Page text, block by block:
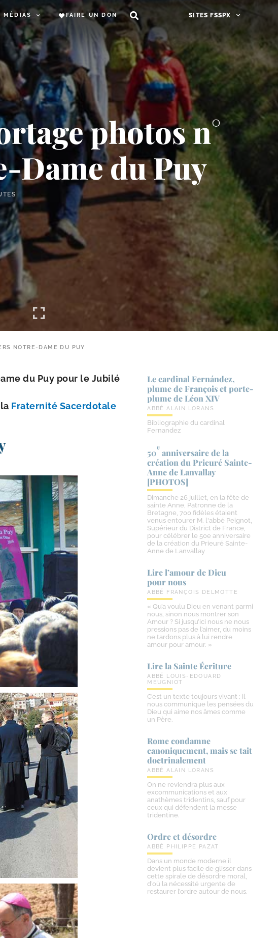
MÉDIAS FAIRE UN DON SITES FSSPX
photos n°
​Dame du Puy
NOTRE-DAME DU PUY
du Puy pour le Jubilé
Fraternité Sacerdotale
Le cardinal Fernández,
plume de François et porte-​
plume de Léon XIV
ABBÉ ALAIN LORANS
Bibliographie du cardinal
Fernandez
50
e
anniversaire de la
création du Prieuré Sainte-​
Anne de Lanvallay
[PHOTOS]
Dimanche 26 juillet, en la fête de
sainte Anne, Patronne de la
Bretagne, 700 fidèles étaient
venus entourer M. l'abbé Peignot,
Supérieur du District de France,
pour célébrer le 50e anniversaire
de la création du Prieuré Sainte-
Anne de Lanvallay
Lire l’amour de Dieu
pour nous
ABBÉ FRANÇOIS DELMOTTE
« Qu’a voulu Dieu en venant parmi
nous, sinon nous montrer son
Amour ? Si jusqu’ici nous ne nous
pressions pas de l’aimer, du moins
ne tardons plus à lui rendre
amour pour amour. »
Lire la Sainte Écriture
ABBÉ LOUIS-EDOUARD
MEUGNIOT
C’est un texte toujours vivant ; il
nous communique les pensées du
Dieu qui aime nos âmes comme
un Père.
Rome condamne
canoniquement, mais se tait
doctrinalement
ABBÉ ALAIN LORANS
On ne reviendra plus aux
excommunications et aux
anathèmes tridentins, sauf pour
ceux qui défendent la messe
tridentine.
Ordre et désordre
ABBÉ PHILIPPE PAZAT
Dans un monde moderne il
devient plus facile de glisser dans
cette spirale de désordre moral,
d’où la nécessité urgente de
restaurer l’ordre autour de nous.